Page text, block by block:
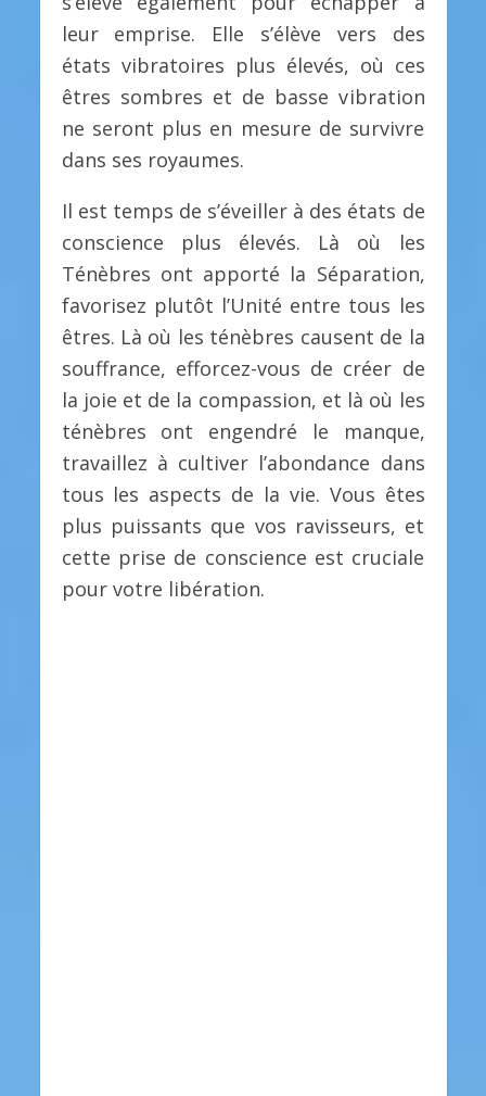
leur emprise. Elle s’élève vers des
états vibratoires plus élevés, où ces
êtres sombres et de basse vibration
ne seront plus en mesure de survivre
dans ses royaumes.
Il est temps de s’éveiller à des états de
conscience plus élevés. Là où les
Ténèbres ont apporté la Séparation,
favorisez plutôt l’Unité entre tous les
êtres. Là où les ténèbres causent de la
souffrance, efforcez-vous de créer de
la joie et de la compassion, et là où les
ténèbres ont engendré le manque,
travaillez à cultiver l’abondance dans
tous les aspects de la vie. Vous êtes
plus puissants que vos ravisseurs, et
cette prise de conscience est cruciale
pour votre libération.